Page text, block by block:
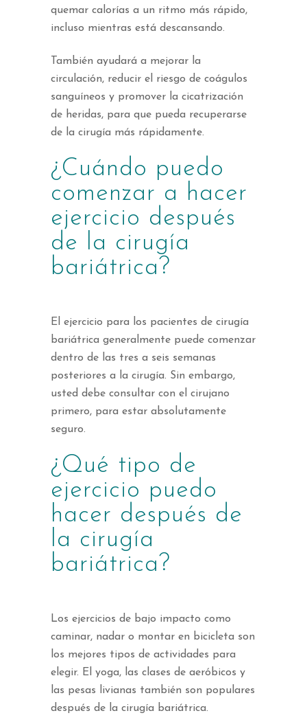
quemar calorías a un ritmo más rápido,
incluso mientras está descansando.
También ayudará a mejorar la
circulación, reducir el riesgo de coágulos
sanguíneos y promover la cicatrización
de heridas, para que pueda recuperarse
de la cirugía más rápidamente.
¿Cuándo puedo
comenzar a hacer
ejercicio después
de la cirugía
bariátrica?
El ejercicio para los pacientes de cirugía
bariátrica generalmente puede comenzar
dentro de las tres a seis semanas
posteriores a la cirugía. Sin embargo,
usted debe consultar con el cirujano
primero, para estar absolutamente
seguro.
¿Qué tipo de
ejercicio puedo
hacer después de
la cirugía
bariátrica?
Los ejercicios de bajo impacto como
caminar, nadar o montar en bicicleta son
los mejores tipos de actividades para
elegir. El yoga, las clases de aeróbicos y
las pesas livianas también son populares
después de la cirugía bariátrica.